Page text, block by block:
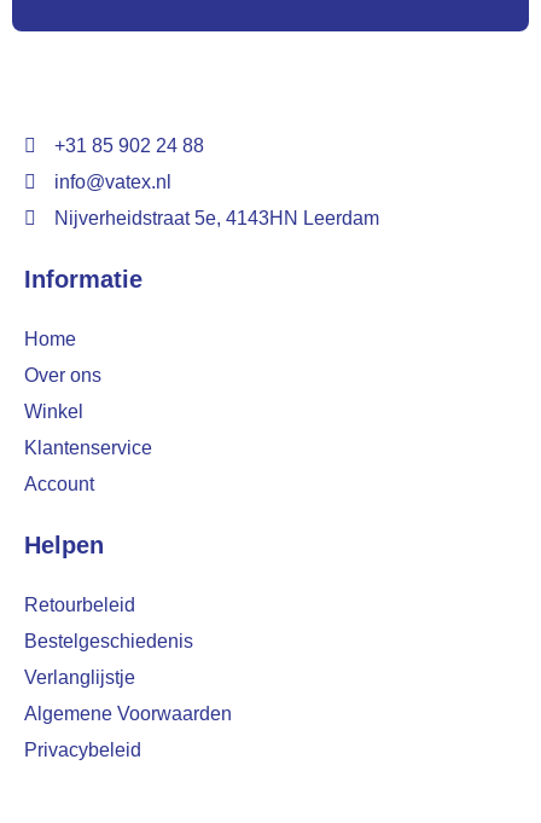
+31 85 902 24 88
info@vatex.nl
Nijverheidstraat 5e, 4143HN Leerdam
Informatie
Home
Over ons
Winkel
Klantenservice
Account
Helpen
Retourbeleid
Bestelgeschiedenis
Verlanglijstje
Algemene Voorwaarden
Privacybeleid